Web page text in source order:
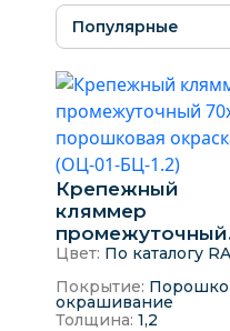
Крепежный
кляммер
промежуточный
70х10
окраска (ОЦ-01-
БЦ-1.2)
Цвет: По каталогу
Покрытие:
окрашивание
Толщина: 1,2